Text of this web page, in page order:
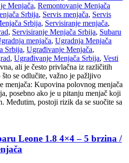
Menjača, Remontovanje Menjača
Srbija, Servis menjača, Servis
Srbija, Servisiranje menjača,
, Servisiranje Menjača Srbija, Subaru
menjača, Ugradnja Menjača
Srbija, Ugrađivanje Menjača,
, Ugrađivanje Menjača Srbija, Vesti
ali je često privlačna iz različitih
se odlučite, važno je pažljivo
menjača: Kupovina polovnog menjača
posebno ako je u pitanju menjač koji
Međutim, postoji rizik da se suočite sa
Leone 1.8 4×4 – 5 brzina /